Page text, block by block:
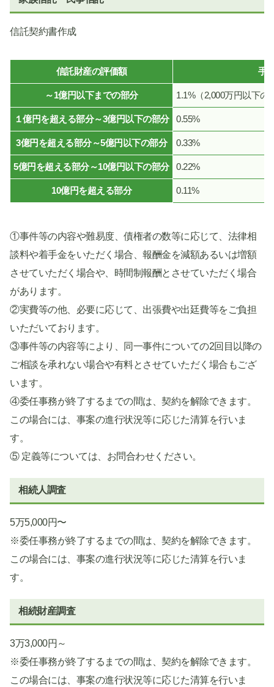
信託契約書作成
信託財産の評価額 手
～1億円以下までの部分 1.1%（2,000万円以下
１億円を超える部分～3億円以下の部分 0.55%
3億円を超える部分～5億円以下の部分 0.33%
5億円を超える部分～10億円以下の部分 0.22%
10億円を超える部分 0.11%
①事件等の内容や難易度、債権者の数等に応じて、法律相
談料や着手金をいただく場合、報酬金を減額あるいは増額
させていただく場合や、時間制報酬とさせていただく場合
があります。
②実費等の他、必要に応じて、出張費や出廷費等をご負担
いただいております。
③事件等の内容等により、同一事件についての2回目以降の
ご相談を承れない場合や有料とさせていただく場合もござ
います。
④委任事務が終了するまでの間は、契約を解除できます。
この場合には、事案の進行状況等に応じた清算を行いま
す。
⑤ 定義等については、お問合わせください。
相続人調査
5万5,000円〜
※委任事務が終了するまでの間は、契約を解除できます。
この場合には、事案の進行状況等に応じた清算を行いま
す。
相続財産調査
3万3,000円～
※委任事務が終了するまでの間は、契約を解除できます。
この場合には、事案の進行状況等に応じた清算を行いま